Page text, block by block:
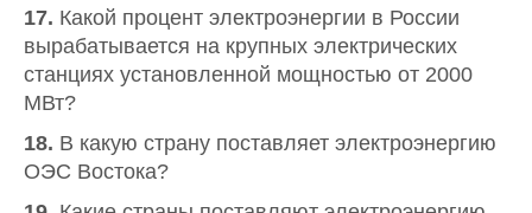
17. Какой процент электроэнергии в России
вырабатывается на крупных электрических
станциях установленной мощностью от 2000
МВт?
18. В какую страну поставляет электроэнергию
ОЭС Востока?